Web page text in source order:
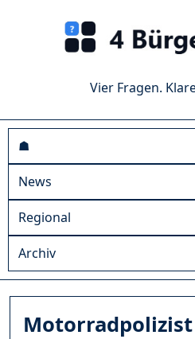
Vier Fragen.
☗
News
Regional
Archiv